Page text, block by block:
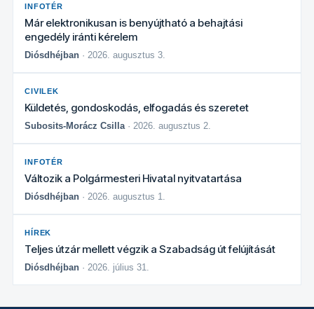
INFOTÉR
Már elektronikusan is benyújtható a behajtási
engedély iránti kérelem
Diósdhéjban · 2026. augusztus 3.
CIVILEK
Küldetés, gondoskodás, elfogadás és szeretet
Subosits-Morácz Csilla· 2026. augusztus 2.
INFOTÉR
Változik a Polgármesteri Hivatal nyitvatartása
Diósdhéjban · 2026. augusztus 1.
HÍREK
Teljes útzár mellett végzik a Szabadság út felújítását
Diósdhéjban · 2026. július 31.